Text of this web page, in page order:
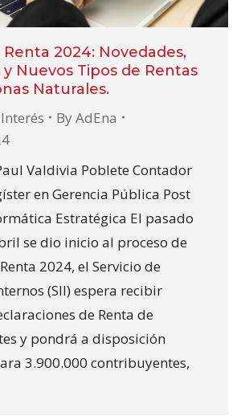
2024: Novedades,
Nuevos Tipos de Rentas
Naturales.
ByAdEna
Valdivia Poblete Contador
en Gerencia Pública Post
Estratégica El pasado
se dio inicio al proceso de
2024, el Servicio de
(SII) espera recibir
de Renta de
y pondrá a disposición
3.900.000 contribuyentes,